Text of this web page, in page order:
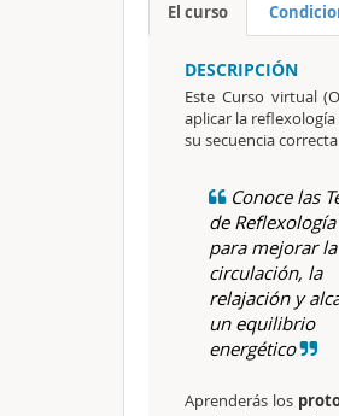
El curso
DESCRIPCIÓN
Este Curso virtual
aplicar la
su secuencia
Conoce las
de
para mejorar la
circulación, la
relajación y
un equilibrio
energético
Aprenderás los